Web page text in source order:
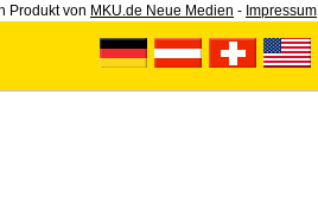
Produkt von MKU.de Neue Medien - Impressum